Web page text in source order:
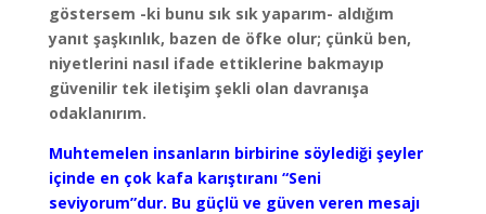
göstersem -ki bunu sık sık yaparım- aldığım
yanıt şaşkınlık, bazen de öfke olur; çünkü ben,
niyetlerini nasıl ifade ettiklerine bakmayıp
güvenilir tek iletişim şekli olan davranışa
odaklanırım.
Muhtemelen insanların birbirine söylediği şeyler
içinde en çok kafa karıştıranı “Seni
seviyorum”dur. Bu güçlü ve güven veren mesajı